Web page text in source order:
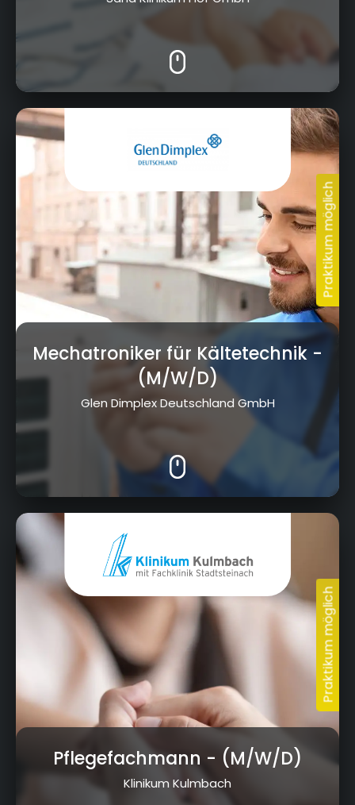
Am Goldenen Feld 18, 95326 Kulmbach
Mechatroniker für Kältetechnik-
(M/W/D)
Glen Dimplex Deutschland GmbH
Albert-Schweitzer-Straße 10, 95326 Kulmbach
Pflegefachmann - (M/W/D)
Klinikum Kulmbach